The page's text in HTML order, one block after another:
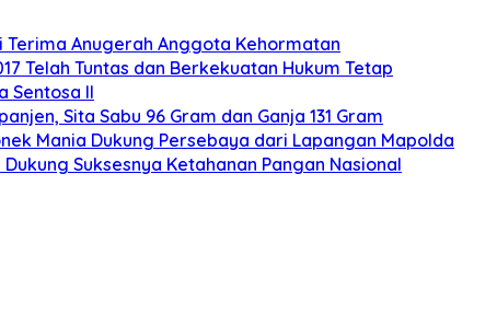
Terima Anugerah Anggota Kehormatan
Telah Tuntas dan Berkekuatan Hukum Tetap
Sentosa II
Sita Sabu 96 Gram dan Ganja 131 Gram
Mania Dukung Persebaya dari Lapangan Mapolda
Suksesnya Ketahanan Pangan Nasional